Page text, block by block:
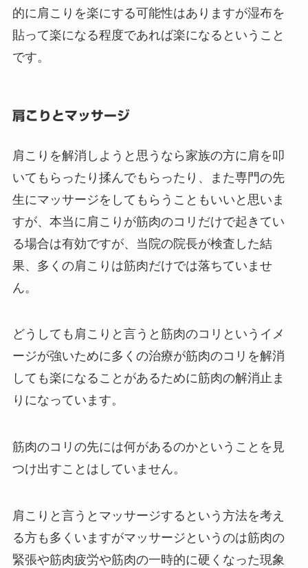
的に肩こりを楽にする可能性はありますが湿布を
貼って楽になる程度であれば楽になるということ
です。
肩こりとマッサージ
肩こりを解消しようと思うなら家族の方に肩を叩
いてもらったり揉んでもらったり、また専門の先
生にマッサージをしてもらうこともいいと思いま
すが、本当に肩こりが筋肉のコリだけで起きてい
る場合は有効ですが、当院の院長が検査した結
果、多くの肩こりは筋肉だけでは落ちていませ
ん。
どうしても肩こりと言うと筋肉のコリというイメ
ージが強いために多くの治療が筋肉のコリを解消
しても楽になることがあるために筋肉の解消止ま
りになっています。
筋肉のコリの先には何があるのかということを見
つけ出すことはしていません。
肩こりと言うとマッサージするという方法を考え
る方も多くいますがマッサージというのは筋肉の
緊張や筋肉疲労や筋肉の一時的に硬くなった現象